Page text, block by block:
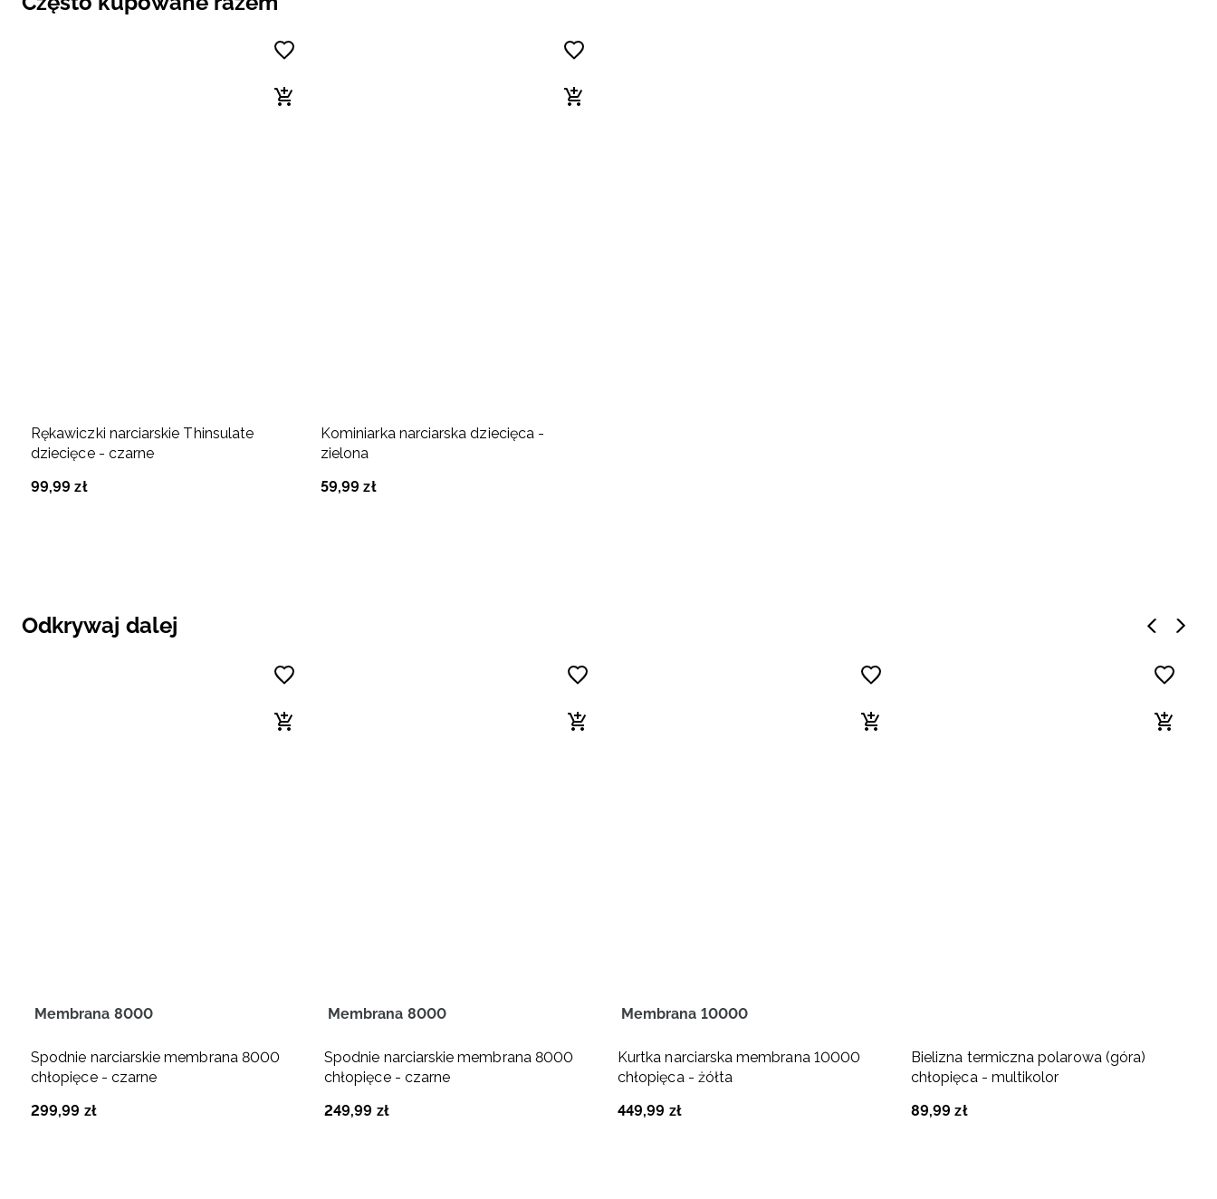
Rękawiczki narciarskie Thinsulate
dziecięce - czarne
99,99 zł
Kominiarka narciarska dziecięca -
zielona
59,99 zł
Odkrywaj dalej
Membrana 8000
Spodnie narciarskie membrana 8000
chłopięce - czarne
299,99 zł
Membrana 8000
Spodnie narciarskie membrana 8000
chłopięce - czarne
249,99 zł
Membrana 10000
Kurtka narciarska membrana 10000
chłopięca - żółta
449,99 zł
Bielizna termiczna polarowa (góra)
chłopięca - multikolor
89,99 zł